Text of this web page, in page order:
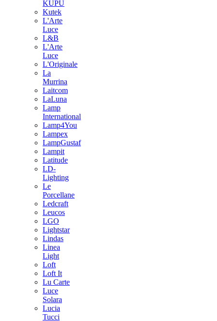
KUPU
Kutek
L'Arte
Luce
L&B
L'Arte
Luce
L'Originale
La
Murrina
Laitcom
LaLuna
Lamp
International
Lamp4You
Lampex
LampGustaf
Lampit
Latitude
LD-
Lighting
Le
Porcellane
Ledcraft
Leucos
LGO
Lightstar
Lindas
Linea
Light
Loft
Loft It
Lu Carte
Luce
Solara
Lucia
Tucci